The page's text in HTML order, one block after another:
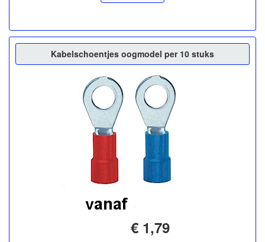
Kabelschoentjes oogmodel per 10 stuks
€ 1,79